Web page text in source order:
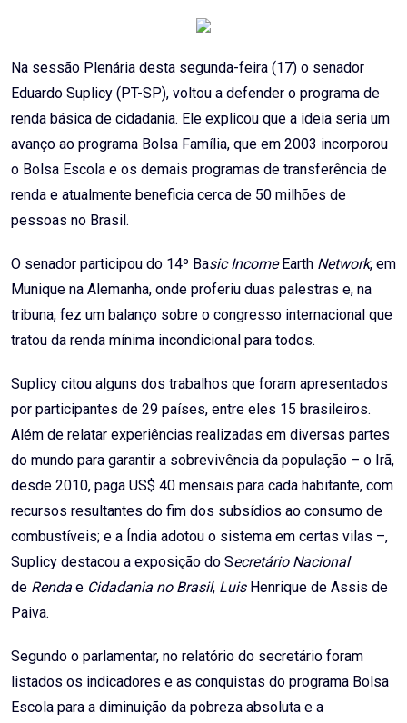
Na sessão Plenária desta segunda-feira (17) o senador
Eduardo Suplicy (PT-SP), voltou a defender o programa de
renda básica de cidadania. Ele explicou que a ideia seria um
avanço ao programa Bolsa Família, que em 2003 incorporou
o Bolsa Escola e os demais programas de transferência de
renda e atualmente beneficia cerca de 50 milhões de
pessoas no Brasil.
O senador participou do 14º Basic IncomeEarth Network, em
Munique na Alemanha, onde proferiu duas palestras e, na
tribuna, fez um balanço sobre o congresso internacional que
tratou da renda mínima incondicional para todos.
Suplicy citou alguns dos trabalhos que foram apresentados
por participantes de 29 países, entre eles 15 brasileiros.
Além de relatar experiências realizadas em diversas partes
do mundo para garantir a sobrevivência da população – o Irã,
desde 2010, paga US$ 40 mensais para cada habitante, com
recursos resultantes do fim dos subsídios ao consumo de
combustíveis; e a Índia adotou o sistema em certas vilas –,
Suplicy destacou a exposição do Secretário Nacional
de Renda e Cidadania no Brasil, Luis Henrique de Assis de
Paiva.
Segundo o parlamentar, no relatório do secretário foram
listados os indicadores e as conquistas do programa Bolsa
Escola para a diminuição da pobreza absoluta e a